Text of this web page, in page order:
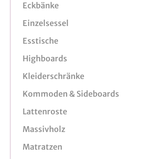
Eckbänke
Einzelsessel
Esstische
Highboards
Kleiderschränke
Kommoden & Sideboards
Lattenroste
Massivholz
Matratzen